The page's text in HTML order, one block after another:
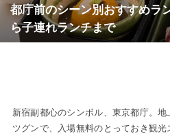
都庁前のシーン別おすすめラ
ら子連れランチまで
新宿副都心のシンボル、東京都庁。
ツグンで、入場無料のとっておき観